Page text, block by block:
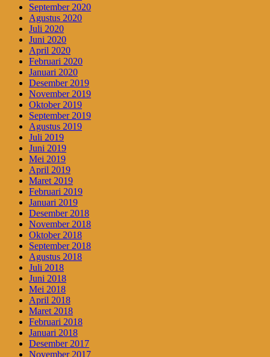
September 2020
Agustus 2020
Juli 2020
Juni 2020
April 2020
Februari 2020
Januari 2020
Desember 2019
November 2019
Oktober 2019
September 2019
Agustus 2019
Juli 2019
Juni 2019
Mei 2019
April 2019
Maret 2019
Februari 2019
Januari 2019
Desember 2018
November 2018
Oktober 2018
September 2018
Agustus 2018
Juli 2018
Juni 2018
Mei 2018
April 2018
Maret 2018
Februari 2018
Januari 2018
Desember 2017
November 2017